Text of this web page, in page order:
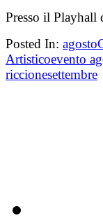
Presso il Playhall
Posted In: agosto
Artisticoevento
riccionesettembre